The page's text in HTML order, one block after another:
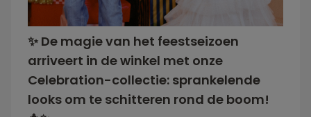
✨ De magie van het feestseizoen
arriveert in de winkel met onze
Celebration-collectie: sprankelende
looks om te schitteren rond de boom!